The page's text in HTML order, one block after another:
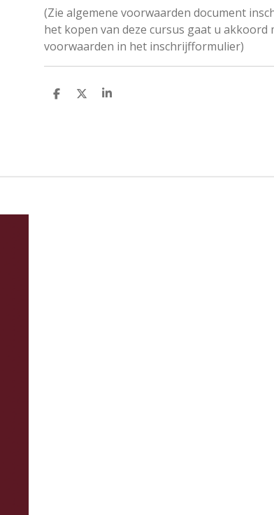
(Zie algemene voorwaarden document
het kopen van deze cursus gaat u akkoord
voorwaarden in het inschrijfformulier)
D
D
S